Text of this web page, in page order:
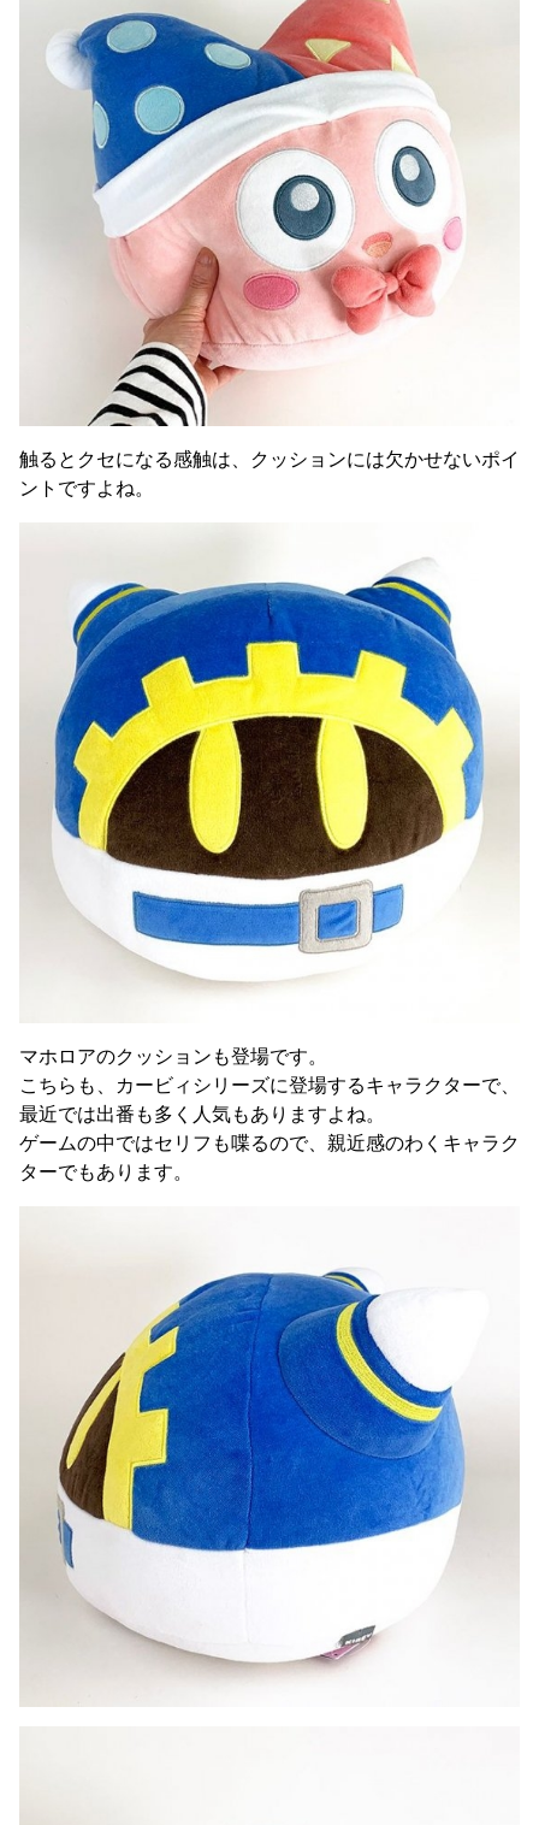
触るとクセになる感触は、クッションには欠かせないポイ
ントですよね。
マホロアのクッションも登場です。
こちらも、カービィシリーズに登場するキャラクターで、
最近では出番も多く人気もありますよね。
ゲームの中ではセリフも喋るので、親近感のわくキャラク
ターでもあります。